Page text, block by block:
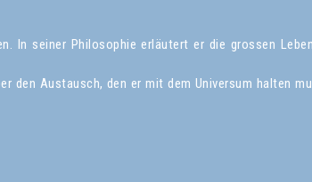
In seiner Philosophie erläutert er die grossen
den Austausch, den er mit dem Universum halten